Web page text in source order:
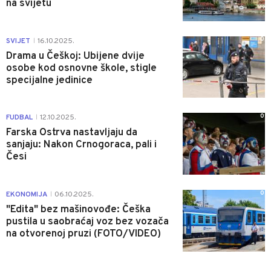
na svijetu
SVIJET 16.10.2025.
Drama u Češkoj: Ubijene dvije
osobe kod osnovne škole, stigle
specijalne jedinice
0
FUDBAL 12.10.2025.
Farska Ostrva nastavljaju da
sanjaju: Nakon Crnogoraca, pali i
Česi
0
EKONOMIJA 06.10.2025.
"Edita" bez mašinovođe: Češka
pustila u saobraćaj voz bez vozača
na otvorenoj pruzi (FOTO/VIDEO)
0